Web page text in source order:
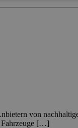
von
Fahrzeuge […]